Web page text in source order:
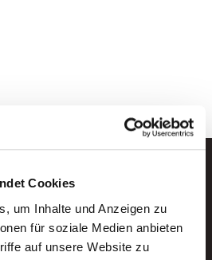
Cookies
um Inhalte und Anzeigen zu
für soziale Medien anbieten
auf unsere Website zu
per E-Mail.
Service von AWO